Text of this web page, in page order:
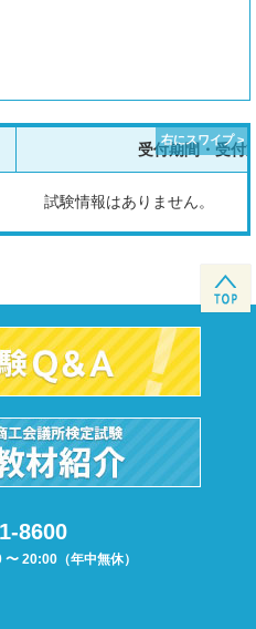
受付期間・受付
試験情報はありません。
8600
20:00（年中無休）